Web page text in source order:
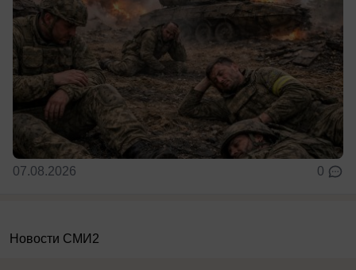
07.08.2026 0
Новости СМИ2